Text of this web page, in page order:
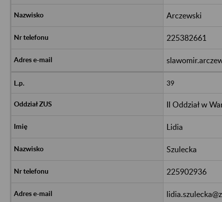
Arczewski
225382661
39
II Oddział w
Lidia
Szulecka
225902936